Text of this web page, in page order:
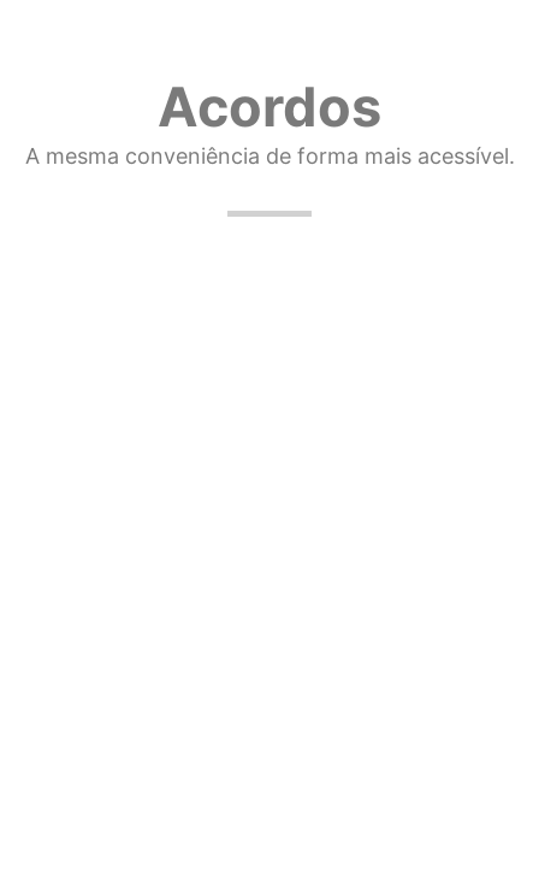
Acordos
A mesma conveniência de forma mais acessível.